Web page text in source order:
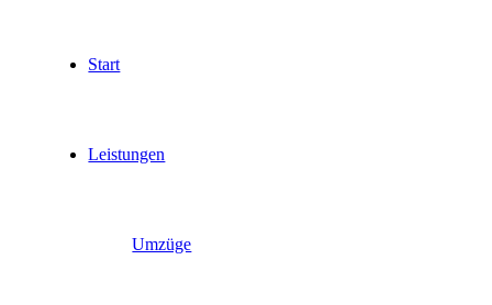
Start
Leistungen
Umzüge